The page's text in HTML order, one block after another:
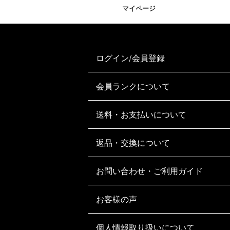
マイページ
ログイン/会員登録
会員ランクについて
送料・お支払いについて
返品・交換について
お問い合わせ・ご利用ガイド
お客様の声
個人情報取り扱いについて